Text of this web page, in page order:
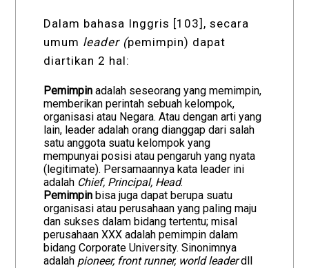
Dalam bahasa Inggris [103], secara
umum leader (pemimpin) dapat
diartikan 2 hal:
Pemimpin adalah seseorang yang memimpin,
memberikan perintah sebuah kelompok,
organisasi atau Negara. Atau dengan arti yang
lain, leader adalah orang dianggap dari salah
satu anggota suatu kelompok yang
mempunyai posisi atau pengaruh yang nyata
(legitimate). Persamaannya kata leader ini
adalah Chief, Principal, Head.
Pemimpinbisa juga dapat berupa suatu
organisasi atau perusahaan yang paling maju
dan sukses dalam bidang tertentu; misal
perusahaan XXX adalah pemimpin dalam
bidang Corporate University. Sinonimnya
adalah pioneer, front runner, world leaderdll